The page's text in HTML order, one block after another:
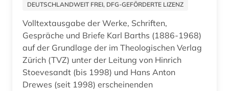
accum (1)
achim von werke (1)
acquisitions (1)
Osmanisches Reich (16)
Ostasien (55)
Osteuropa (105)
Ostmitteleuropa (36)
DEUTSCHLANDWEIT FREI, DFG-GEFÖRDERTE LIZENZ
Volltextausgabe der Werke, Schriften,
Gespräche und Briefe Karl Barths (1886-1968)
auf der Grundlage der im Theologischen Verlag
Zürich (TVZ) unter der Leitung von Hinrich
Stoevesandt (bis 1998) und Hans Anton
Drewes (seit 1998) erscheinenden